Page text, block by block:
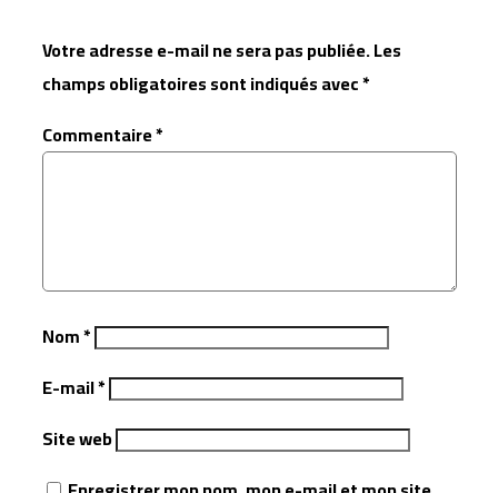
Votre adresse e-mail ne sera pas publiée.Les
champs obligatoires sont indiqués avec*
Commentaire*
Nom*
E-mail*
Site web